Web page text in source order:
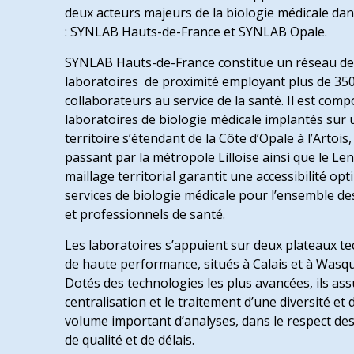
deux acteurs majeurs de la biologie médicale
: SYNLAB Hauts-de-France et SYNLAB Opale.
SYNLAB Hauts-de-France constitue un réseau de
laboratoires de proximité employant plus de
collaborateurs au service de la santé. Il est
laboratoires de biologie médicale implantés sur
territoire s’étendant de la Côte d’Opale à
passant par la métropole Lilloise ainsi que le
maillage territorial garantit une accessibilité
services de biologie médicale pour l’ensemble
et professionnels de santé.
Les laboratoires s’appuient sur deux plateaux
de haute performance, situés à Calais et à
Dotés des technologies les plus avancées, ils
centralisation et le traitement d’une diversité et
volume important d’analyses, dans le respect
de qualité et de délais.